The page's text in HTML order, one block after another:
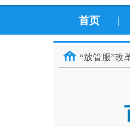
首页 |
“放管服”改